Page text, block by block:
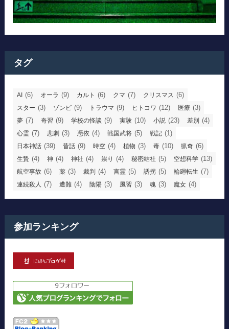
タグ
AI (6) オーラ (9) カルト (6) クマ (7) クリスマス (6)
スター (3) ゾンビ (9) トラウマ (9) ヒトコワ (12) 医療 (3)
夢 (7) 奇習 (9) 学校の怪談 (9) 実験 (10) 小説 (23) 差別 (4)
心霊 (7) 悲劇 (3) 憑依 (4) 戦国武将 (5) 戦記 (1)
日本神話 (39) 昔話 (9) 時空 (4) 植物 (3) 毒 (10) 猟奇 (6)
生贄 (4) 神 (4) 神社 (4) 祟り (4) 秘密結社 (5) 空想科学 (13)
航空事故 (6) 薬 (3) 裁判 (4) 言霊 (5) 誘拐 (5) 輪廻転生 (7)
連続殺人 (7) 遭難 (4) 陰陽 (3) 風習 (3) 魂 (3) 魔女 (4)
参加ランキング